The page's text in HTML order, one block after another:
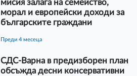
мисия залага на семейство,
морал и европейски доходи за
българските граждани
преди 4 месеца
СДС-Варна в предизборен план
обсъжда десни консервативни